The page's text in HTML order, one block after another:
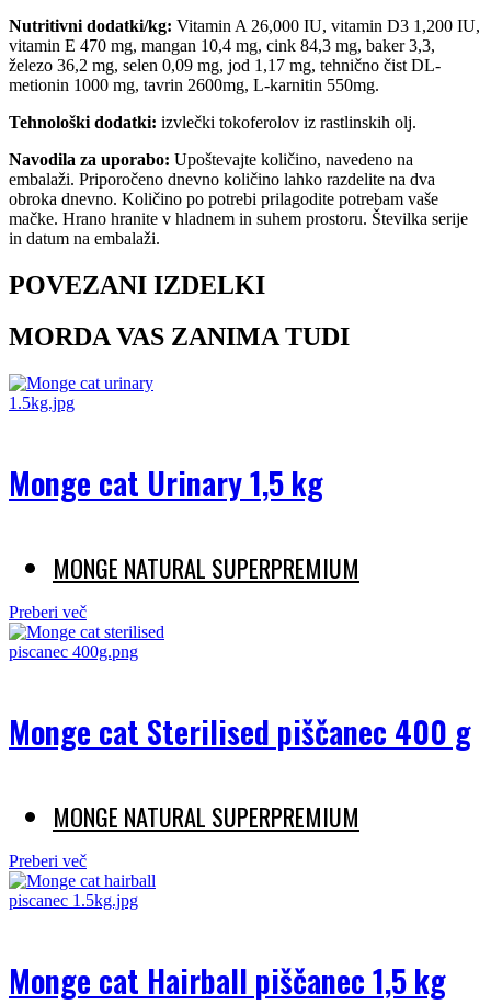
Nutritivni dodatki/kg: Vitamin A 26,000 IU, vitamin D3 1,200 IU,
vitamin E 470 mg, mangan 10,4 mg, cink 84,3 mg, baker 3,3,
železo 36,2 mg, selen 0,09 mg, jod 1,17 mg, tehnično čist DL-
metionin 1000 mg, tavrin 2600mg, L-karnitin 550mg.
Tehnološki dodatki: izvlečki tokoferolov iz rastlinskih olj.
Navodila za uporabo: Upoštevajte količino, navedeno na
embalaži. Priporočeno dnevno količino lahko razdelite na dva
obroka dnevno. Količino po potrebi prilagodite potrebam vaše
mačke. Hrano hranite v hladnem in suhem prostoru. Številka serije
in datum na embalaži.
POVEZANI IZDELKI
MORDA VAS ZANIMA TUDI
Monge cat Urinary 1,5 kg
MONGE NATURAL SUPERPREMIUM
Preberi več
Monge cat Sterilised piščanec 400 g
MONGE NATURAL SUPERPREMIUM
Preberi več
Monge cat Hairball piščanec 1,5 kg